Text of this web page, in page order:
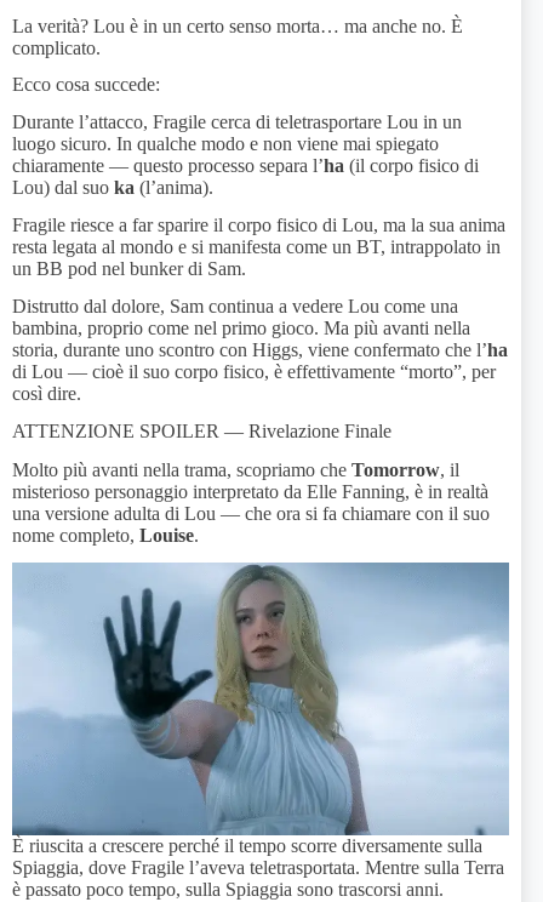
La verità? Lou è in un certo senso morta… ma anche no. È
complicato.
Ecco cosa succede:
Durante l’attacco, Fragile cerca di teletrasportare Lou in un
luogo sicuro. In qualche modo e non viene mai spiegato
chiaramente — questo processo separa l’ha (il corpo fisico di
Lou) dal suo ka (l’anima).
Fragile riesce a far sparire il corpo fisico di Lou, ma la sua anima
resta legata al mondo e si manifesta come un BT, intrappolato in
un BB pod nel bunker di Sam.
Distrutto dal dolore, Sam continua a vedere Lou come una
bambina, proprio come nel primo gioco. Ma più avanti nella
storia, durante uno scontro con Higgs, viene confermato che l’ha
di Lou — cioè il suo corpo fisico, è effettivamente “morto”, per
così dire.
ATTENZIONE SPOILER — Rivelazione Finale
Molto più avanti nella trama, scopriamo che Tomorrow, il
misterioso personaggio interpretato da Elle Fanning, è in realtà
una versione adulta di Lou — che ora si fa chiamare con il suo
nome completo, Louise.
È riuscita a crescere perché il tempo scorre diversamente sulla
Spiaggia, dove Fragile l’aveva teletrasportata. Mentre sulla Terra
è passato poco tempo, sulla Spiaggia sono trascorsi anni.